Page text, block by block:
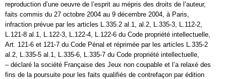
reproduction d’une oeuvre de l’esprit au mépris des droits de l’auteur,
faits commis du 27 octobre 2004 au 9 décembre 2004, à Paris,
infraction prévue par les articles L.335.2 al.1, al.2, L.335-3, L.112-2,
L.121-8 al.1, L.122-3, L.122-4, L.122-6 du Code propriété intellectuelle,
Art. 121-6 et 121-7 du Code Pénal et réprimée par les articles L.335-2
al.2, L.335-5 al.1, L.335-6, L.335-7 du Code propriété intellectuelle,
– déclaré la société Française des Jeux non coupable et l’a relaxé des
fins de la poursuite pour les faits qualifiés de contrefaçon par édition